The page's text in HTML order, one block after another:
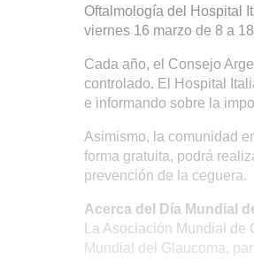
Oftalmología del Hospital
viernes 16 marzo de 8 a
Cada año, el Consejo
controlado. El Hospital
e informando sobre la
Asimismo, la comunidad
forma gratuita, podrá
prevención de la ceguera.
Acerca del Día Mundial
La Asociación Mundial
Mundial del Glaucoma,